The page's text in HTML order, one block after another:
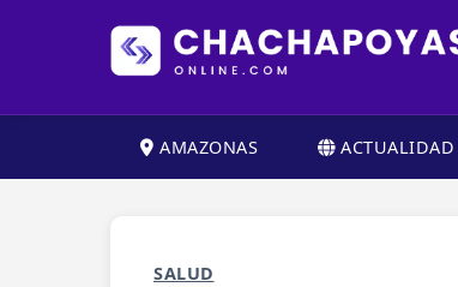
AMAZONAS ACTUALIDAD
SALUD